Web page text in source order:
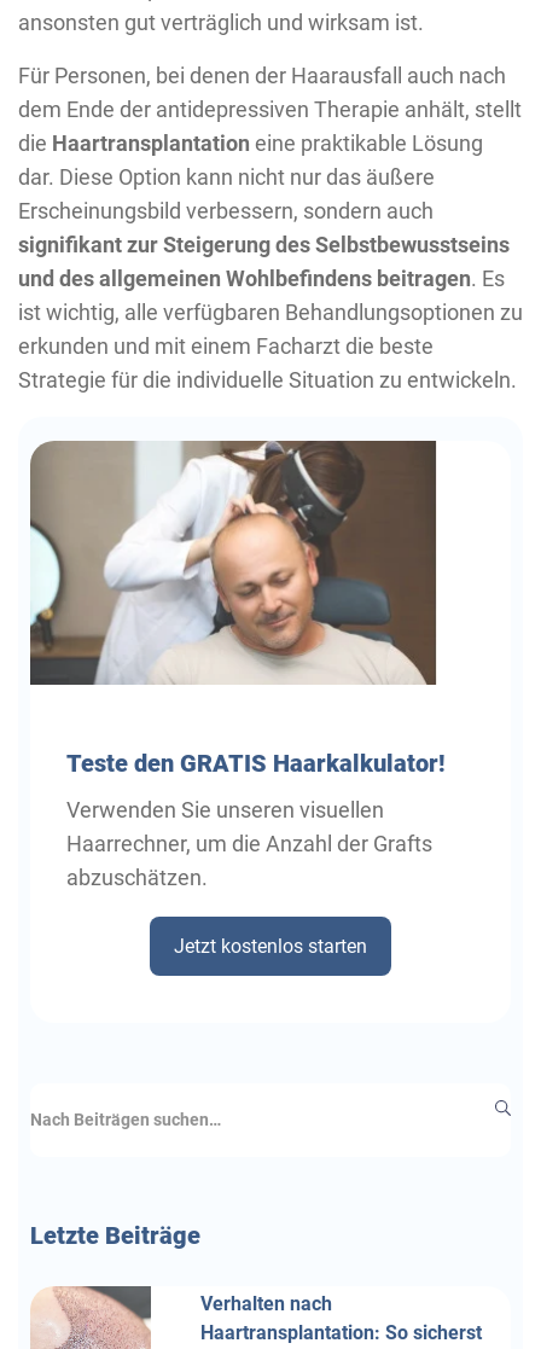
ansonsten gut verträglich und wirksam ist.
Für Personen, bei denen der Haarausfall auch nach
dem Ende der antidepressiven Therapie anhält, stellt
die Haartransplantation eine praktikable Lösung
dar. Diese Option kann nicht nur das äußere
Erscheinungsbild verbessern, sondern auch
signifikant zur Steigerung des Selbstbewusstseins
und des allgemeinen Wohlbefindens beitragen. Es
ist wichtig, alle verfügbaren Behandlungsoptionen zu
erkunden und mit einem Facharzt die beste
Strategie für die individuelle Situation zu entwickeln.
Teste den GRATIS Haarkalkulator!
Verwenden Sie unseren visuellen
Haarrechner, um die Anzahl der Grafts
abzuschätzen.
Jetzt kostenlos starten
Letzte Beiträge
Verhalten nach
Haartransplantation: So sicherst